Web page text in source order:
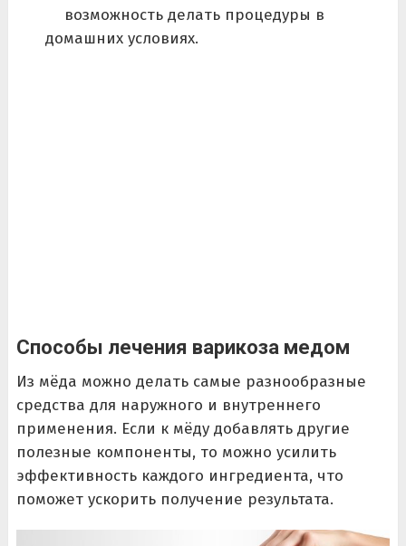
возможность делать процедуры в
домашних условиях.
Способы лечения варикоза медом
Из мёда можно делать самые разнообразные
средства для наружного и внутреннего
применения. Если к мёду добавлять другие
полезные компоненты, то можно усилить
эффективность каждого ингредиента, что
поможет ускорить получение результата.